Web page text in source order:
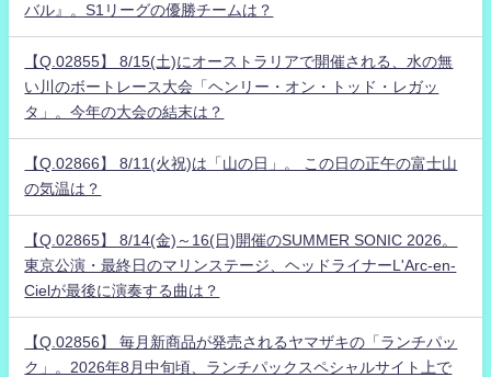
バル』。S1リーグの優勝チームは？
【Q.02855】 8/15(土)にオーストラリアで開催される、水の無
い川のボートレース大会「ヘンリー・オン・トッド・レガッ
タ」。今年の大会の結末は？
【Q.02866】 8/11(火祝)は「山の日」。 この日の正午の富士山
の気温は？
【Q.02865】 8/14(金)～16(日)開催のSUMMER SONIC 2026。
東京公演・最終日のマリンステージ、ヘッドライナーL'Arc-en-
Cielが最後に演奏する曲は？
【Q.02856】 毎月新商品が発売されるヤマザキの「ランチパッ
ク」。2026年8月中旬頃、ランチパックスペシャルサイト上で